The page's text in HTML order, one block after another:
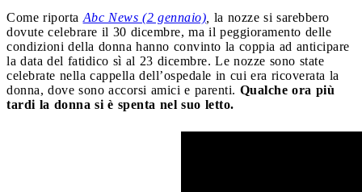
Come riporta Abc News (2 gennaio) la nozze si sarebbero
dovute celebrare il 30 dicembre, ma il peggioramento delle
condizioni della donna hanno convinto la coppia ad anticipare
la data del fatidico sì al 23 dicembre. Le nozze sono state
celebrate nella cappella dell’ospedale in cui era ricoverata la
donna, dove sono accorsi amici e parenti. Qualche ora più
tardi la donna si è spenta nel suo letto.